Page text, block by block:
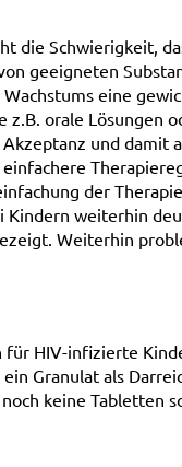
die Schwierigkeit,
geeigneten
eine
orale Lösungen
und damit
der
weiterhin
Weiterhin
HIV-infizierte
Granulat als
keine Tabletten